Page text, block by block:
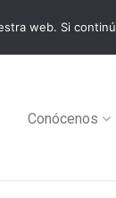
Conócenos
web. Si